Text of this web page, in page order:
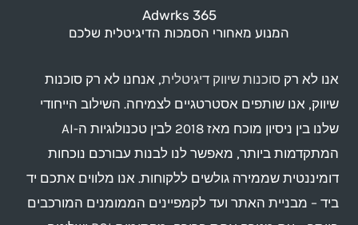
Adwrks 365
המנוע מאחורי הסמכות הדיגיטלית שלכם
לא רקסוכנות שיווק דיגיטלית, אנחנו לא רק סוכנות
אנו שותפים אסטרטגיים לצמיחה. השילוב הייחודי
שלנו בין ניסיון מוכח מאז 2018 לבין טכנולוגיות ה-AI
ביותר, מאפשר לנו לבנות עבורכם נוכחות
שממירה גולשים ללקוחות. אנו מלווים אתכם יד
– מבניית האתר ועד לקמפיינים הממומנים המורכבים